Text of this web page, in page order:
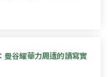
曼谷耀華力周遭的讀寫實